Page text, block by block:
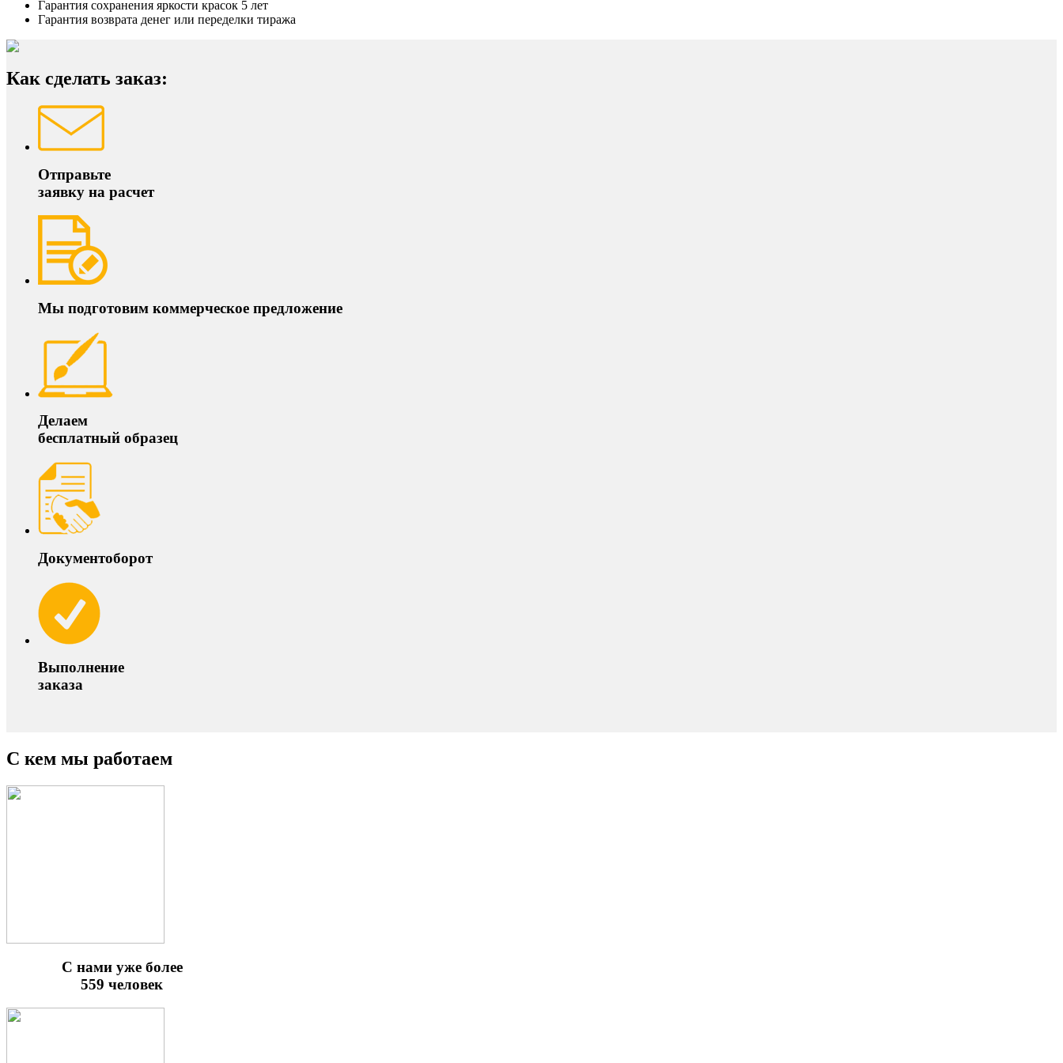
Гарантия сохранения яркости красок 5 лет
Гарантия возврата денег или переделки тиража
Как сделать заказ:
Отправьте
заявку на расчет
Мы подготовим коммерческое предложение
Делаем
бесплатный образец
Документоборот
Выполнение
заказа
С кем мы работаем
С нами уже более
559 человек